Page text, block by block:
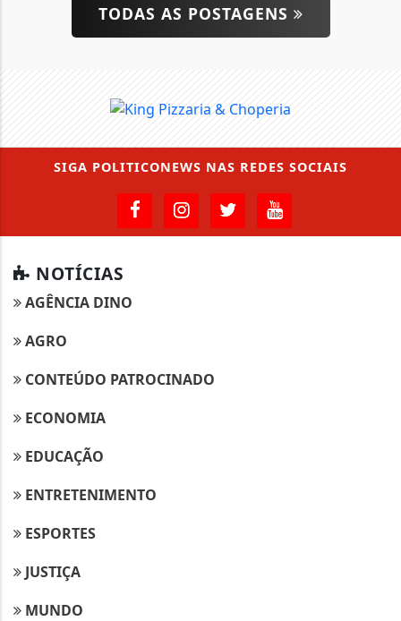
TODAS AS POSTAGENS
SIGA POLITICONEWS NAS REDES SOCIAIS
NOTÍCIAS
AGÊNCIA DINO
AGRO
CONTEÚDO PATROCINADO
ECONOMIA
EDUCAÇÃO
ENTRETENIMENTO
ESPORTES
JUSTIÇA
MUNDO